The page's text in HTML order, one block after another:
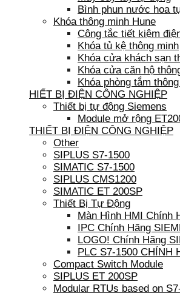
Bình phun nước hoa
Khóa thông minh Hune
Công tắc tiết kiệm
Khóa tủ kệ thông minh
Khóa cửa khách sạn
Khóa cửa căn hộ
Khóa phòng tắm
HIẾT BỊ ĐIỆN CÔNG NGHIỆP
Thiết bị tự động Siemens
Module mở rộng
THIẾT BỊ ĐIỆN CÔNG NGHIỆP
Other
SIPLUS S7-1500
SIMATIC S7-1500
SIPLUS CMS1200
SIMATIC ET 200SP
Thiết Bị Tự Động
Màn Hình HMI Chính
IPC Chính Hãng
LOGO! Chính Hãng
PLC S7-1500 CHÍNH
Compact Switch Module
SIPLUS ET 200SP
Modular RTUs based on